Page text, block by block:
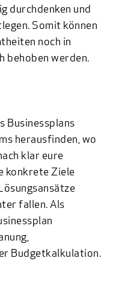
durchdenken und
Somit können
noch in
behoben werden.
Businessplans
herausfinden, wo
klar eure
konkrete Ziele
fallen. Als
Budgetkalkulation.